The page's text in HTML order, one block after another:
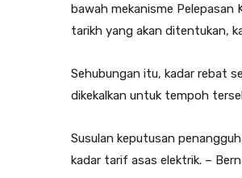
bawah mekanisme Pelepasan
tarikh yang akan ditentukan,
Sehubungan itu, kadar rebat
dikekalkan untuk tempoh
Susulan keputusan
kadar tarif asas elektrik. –